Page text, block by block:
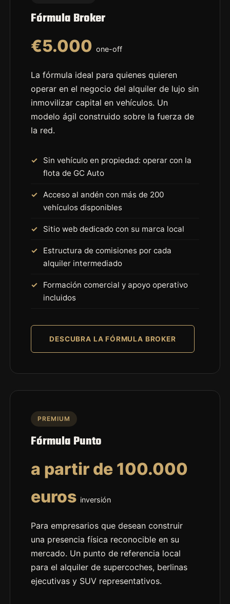
Fórmula Broker
€5.000one-off
La fórmula ideal para quienes quieren
operar en el negocio del alquiler de lujo sin
inmovilizar capital en vehículos. Un
modelo ágil construido sobre la fuerza de
la red.
Sin vehículo en propiedad: operar con la
flota de GC Auto
Acceso al andén con más de 200
vehículos disponibles
Sitio web dedicado con su marca local
Estructura de comisiones por cada
alquiler intermediado
Formación comercial y apoyo operativo
incluidos
DESCUBRA LA FÓRMULA BROKER
PREMIUM
Fórmula Punto
a partir de 100.000
euros inversión
Para empresarios que desean construir
una presencia física reconocible en su
mercado. Un punto de referencia local
para el alquiler de supercoches, berlinas
ejecutivas y SUV representativos.